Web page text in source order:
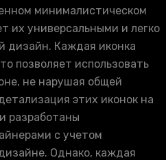
минималистическом
их универсальными и легко
дизайн. Каждая иконка
позволяет использовать
не нарушая общей
этих иконок на
разработаны
с учетом
Однако, каждая